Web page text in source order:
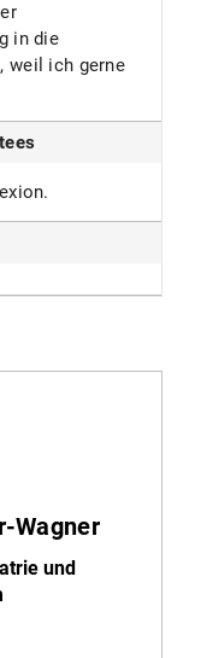
in die
weil ich gerne
Wagner
und